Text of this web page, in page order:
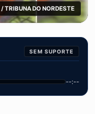
TRIBUNA DO NORDESTE
SEM SUPORTE
--:--